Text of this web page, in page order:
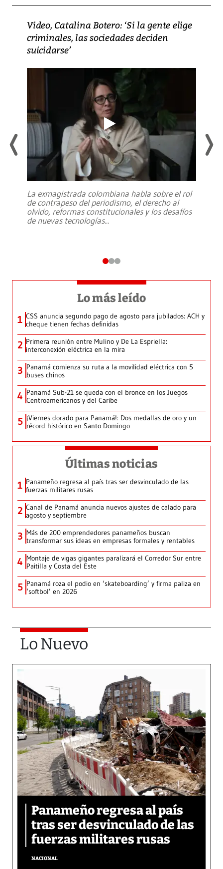
Video, Catalina Botero: ‘Si la gente elige
criminales, las sociedades deciden
suicidarse’
La exmagistrada colombiana habla sobre el rol
de contrapeso del periodismo, el derecho al
olvido, reformas constitucionales y los desafíos
de nuevas tecnologías...
Lo más leído
1 CSS anuncia segundo pago de agosto para jubilados: ACH y
cheque tienen fechas definidas
2 Primera reunión entre Mulino y De La Espriella:
interconexión eléctrica en la mira
3 Panamá comienza su ruta a la movilidad eléctrica con 5
buses chinos
4 Panamá Sub-21 se queda con el bronce en los Juegos
Centroamericanos y del Caribe
5 ¡Viernes dorado para Panamá!: Dos medallas de oro y un
récord histórico en Santo Domingo
Últimas noticias
1 Panameño regresa al país tras ser desvinculado de las
fuerzas militares rusas
2 Canal de Panamá anuncia nuevos ajustes de calado para
agosto y septiembre
3 Más de 200 emprendedores panameños buscan
transformar sus ideas en empresas formales y rentables
4 Montaje de vigas gigantes paralizará el Corredor Sur entre
Paitilla y Costa del Este
5 Panamá roza el podio en ‘skateboarding’ y firma paliza en
‘softbol’ en 2026
Lo Nuevo
Panameño regresa al país
tras ser desvinculado de las
fuerzas militares rusas
NACIONAL